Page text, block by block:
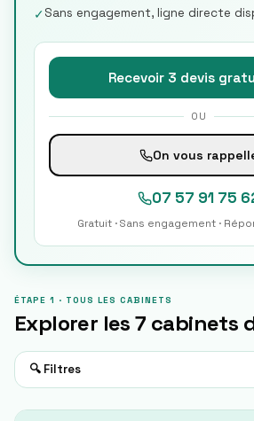
✓Sans engagement, ligne directe
Recevoir 3 devis
OU
On vous
07 57 91 75
Gratuit · Sans engagement ·
ÉTAPE 1 · TOUS LES CABINETS
Explorer les7 cabinets
🔍 Filtres